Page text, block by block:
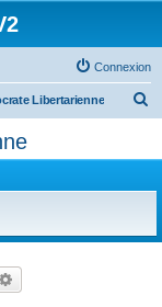
Connexion
Libertarienne